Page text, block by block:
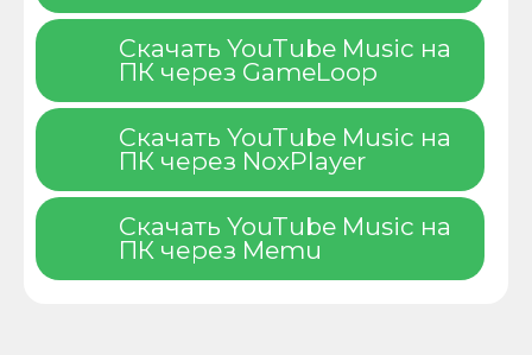
Скачать YouTube Music на
ПК через GameLoop
Скачать YouTube Music на
ПК через NoxPlayer
Скачать YouTube Music на
ПК через Memu